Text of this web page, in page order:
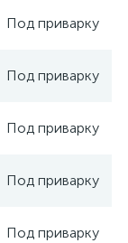
Под приварку
Под приварку
Под приварку
Под приварку
Под приварку